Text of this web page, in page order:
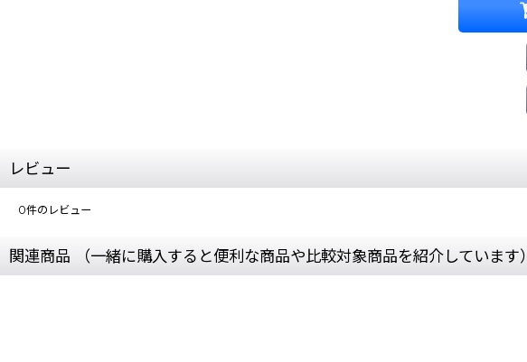
レビュー
0件のレビュー
関連商品 （一緒に購入すると便利な商品や比較対象商品を紹介しています）